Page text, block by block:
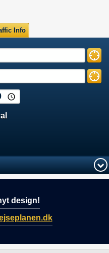
Info
design!